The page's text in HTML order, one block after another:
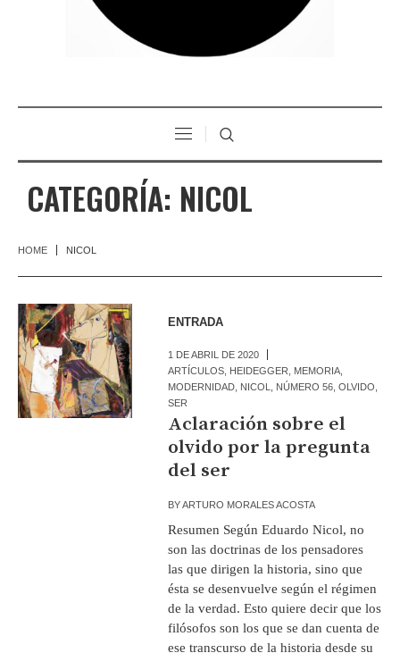
CATEGORÍA: NICOL
HOME NICOL
ENTRADA
1 DE ABRIL DE 2020
ARTÍCULOS HEIDEGGER MEMORIA
MODERNIDAD NICOL NÚMERO 56 ,OLVIDO
SER
Aclaración sobre el
olvido por la pregunta
del ser
BYARTURO MORALES ACOSTA
Resumen Según Eduardo Nicol, no
son las doctrinas de los pensadores
las que dirigen la historia, sino que
ésta se desenvuelve según el régimen
de la verdad. Esto quiere decir que los
filósofos son los que se dan cuenta de
ese transcurso de la historia desde su